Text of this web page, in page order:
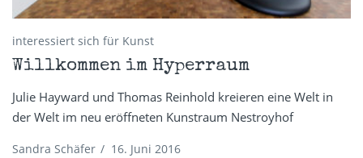
interessiert sich für Kunst
Willkommen im Hyperraum
Julie Hayward und Thomas Reinhold kreieren eine Welt in
der Welt im neu eröffneten Kunstraum Nestroyhof
Sandra Schäfer / 16. Juni 2016